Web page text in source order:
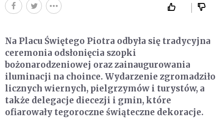
Na Placu Świętego Piotra odbyła się tradycyjna
ceremonia odsłonięcia szopki
bożonarodzeniowej oraz zainaugurowania
iluminacji na choince. Wydarzenie zgromadziło
licznych wiernych, pielgrzymów i turystów, a
także delegacje diecezji i gmin, które
ofiarowały tegoroczne świąteczne dekoracje.